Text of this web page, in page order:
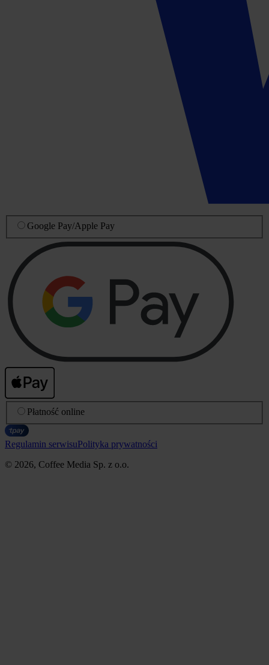
Google Pay/Apple Pay
Płatność online
Regulamin serwisuPolityka prywatności
© 2026, Coffee Media Sp. z o.o.